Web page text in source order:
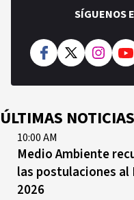
SÍGUENOS
ÚLTIMAS NOTICIAS
10:00 AM
Medio Ambiente
las postulaciones
2026